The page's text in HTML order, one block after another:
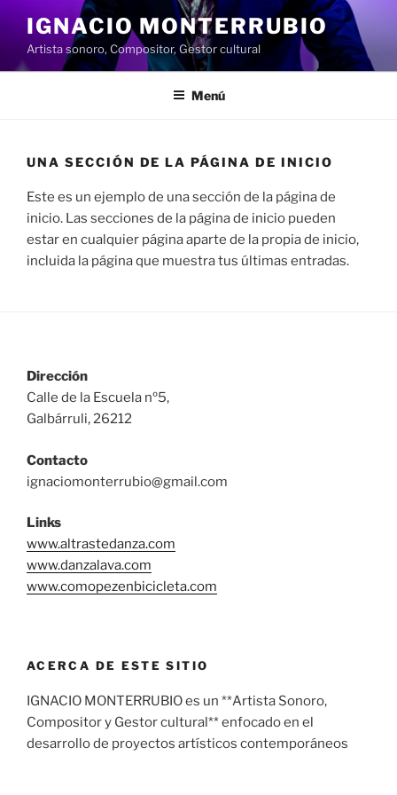
contenido
IGNACIO MONTERRUBIO
Artista sonoro, Compositor, Gestor cultural
Menú
UNA SECCIÓN DE LA PÁGINA DE INICIO
Este es un ejemplo de una sección de la página de
inicio. Las secciones de la página de inicio pueden
estar en cualquier página aparte de la propia de inicio,
incluida la página que muestra tus últimas entradas.
Dirección
Calle de la Escuela nº5,
Galbárruli, 26212
Contacto
ignaciomonterrubio@gmail.com
Links
www.altrastedanza.com
www.danzalava.com
www.comopezenbicicleta.com
ACERCA DE ESTE SITIO
IGNACIO MONTERRUBIO es un **Artista Sonoro,
Compositor y Gestor cultural** enfocado en el
desarrollo de proyectos artísticos contemporáneos